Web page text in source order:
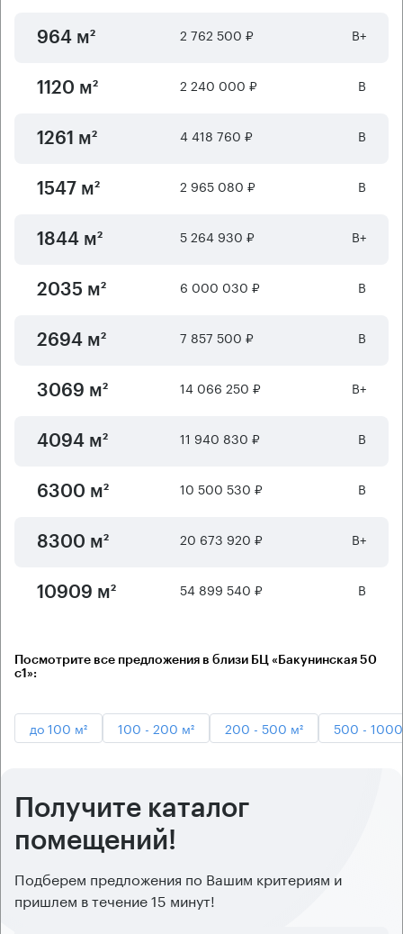
964 м² 2 762 500 ₽ B+
1120 м² 2 240 000 ₽ B
1261 м² 4 418 760 ₽ B
1547 м² 2 965 080 ₽ B
1844 м² 5 264 930 ₽ B+
2035 м² 6 000 030 ₽ B
2694 м² 7 857 500 ₽ B
3069 м² 14 066 250 ₽ B+
4094 м² 11 940 830 ₽ B
6300 м² 10 500 530 ₽ B
8300 м² 20 673 920 ₽ B+
10909 м² 54 899 540 ₽ B
Посмотрите все предложения в близи БЦ «Бакунинская 50
с1»:
до 100 м² 100 - 200 м² 200 - 500 м² 500 -
Получите каталог
помещений!
Подберем предложения по Вашим критериям и
пришлем в течение 15 минут!